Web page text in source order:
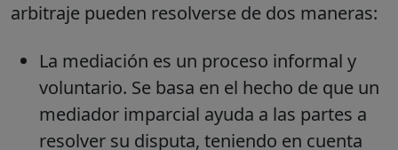
arbitraje pueden resolverse de dos maneras:
La mediación es un proceso informal y
voluntario. Se basa en el hecho de que un
mediador imparcial ayuda a las partes a
resolver su disputa, teniendo en cuenta